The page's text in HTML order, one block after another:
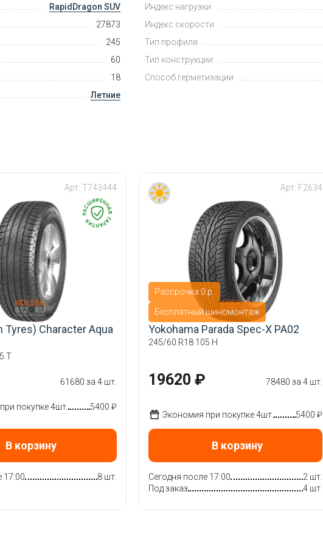
RapidDragon SUV
27873
245
60
18
Летние
Индекс нагрузки
Индекс скорости
Тип профиля
Тип конструкции
Способ герметизации
Арт: T743444
Tyres) Character Aqua
T
61680 за 4 шт.
покупке 4шт. 5400 ₽
В корзину
17:00 8 шт.
Рассрочка 0 р.
Бесплатный шиномонтаж
Арт: F2634
Yokohama Parada Spec-X PA02
245/60 R18 105 H
19620 ₽ 78480 за 4 шт.
Экономия при покупке 4шт. 5400 ₽
В корзину
Сегодня после 17:00
2 шт.
Под заказ
4 шт.